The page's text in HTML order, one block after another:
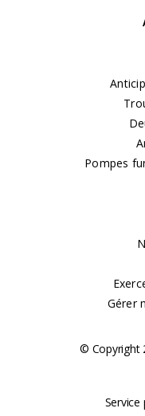
Pompes
Gérer
© Copyright